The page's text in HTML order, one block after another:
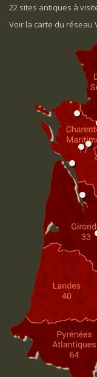
22 sites antiques à
Voir la carte du réseau